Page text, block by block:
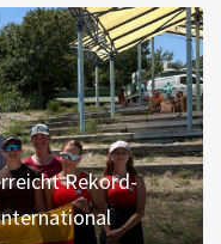
Rekord-